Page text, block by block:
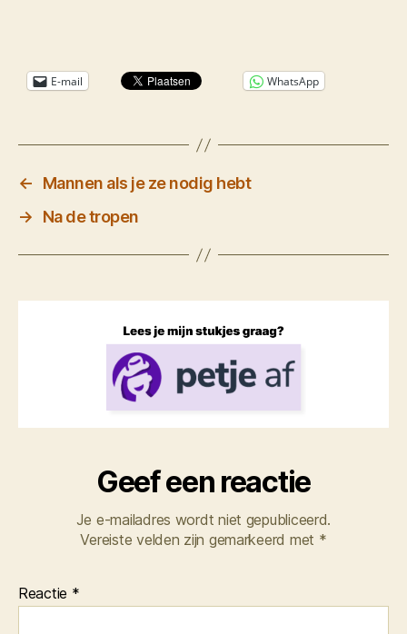
E-mail WhatsApp
←
Mannen als je ze nodig hebt
→
Na de tropen
Geef een reactie
Je e-mailadres wordt niet gepubliceerd.
Vereiste velden zijn gemarkeerd met *
Reactie *